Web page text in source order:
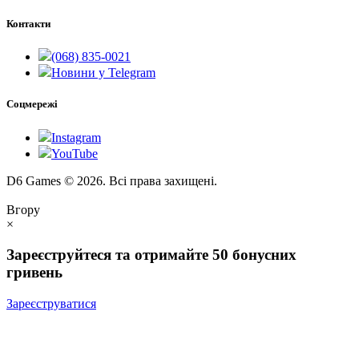
Контакти
(068) 835-0021
Новини у Telegram
Соцмережі
Instagram
YouTube
D6 Games © 2026. Всі права захищені.
Вгору
×
Зареєструйтеся та отримайте 50 бонусних
гривень
Зареєструватися